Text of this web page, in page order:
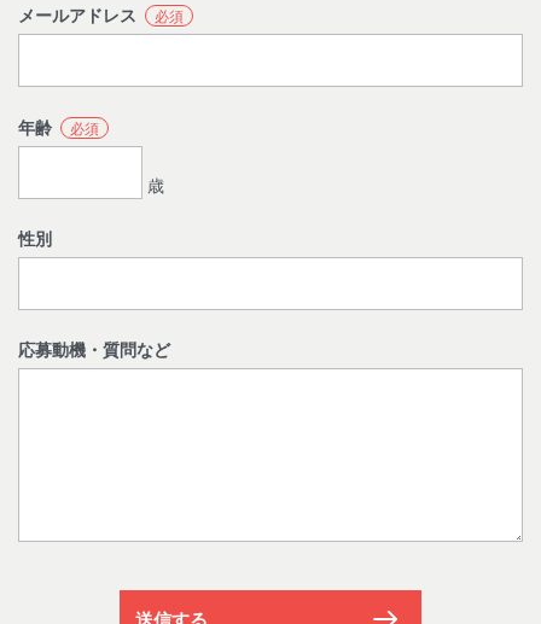
メールアドレス 必須
年齢 必須
歳
性別
応募動機・質問など